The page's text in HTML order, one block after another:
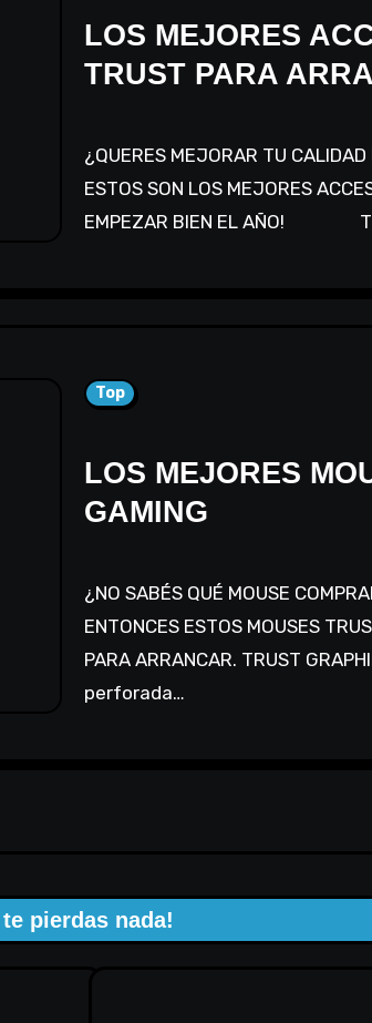
LOS MEJORES
TRUST PARA
¿QUERES MEJORAR TU CALIDAD DE JUEGO ESTE 2022? ENTONCES
ESTOS SON LOS MEJORES
EMPEZAR BIEN EL AÑO! ⠀⠀⠀⠀⠀
Top
LOS MEJORES
GAMING
¿NO SABÉS QUÉ MOUSE COMPRAR Y QUERÉS IR A LO SEGURO?
ENTONCES ESTOS MOUSES
PARA ARRANCAR. TRUST
perforada…
te pierdas nada!